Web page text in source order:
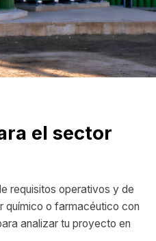
el sector
requisitos operativos y de
químico o farmacéutico con
analizar tu proyecto en